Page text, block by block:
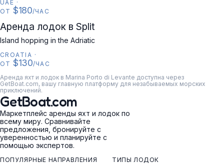
UAE ·
ОТ $180/ЧАС
CROATIA
Аренда лодок в Split
Island hopping in the Adriatic
CROATIA ·
ОТ $130/ЧАС
Аренда яхт и лодок в Marina Porto di Levante доступна через
GetBoat.com, вашу главную платформу для незабываемых морских
приключений.
GetBoat.com
Маркетплейс аренды яхт и лодок по
всему миру. Сравнивайте
предложения, бронируйте с
уверенностью и планируйте с
помощью экспертов.
ПОПУЛЯРНЫЕ НАПРАВЛЕНИЯ ТИПЫ ЛОДОК